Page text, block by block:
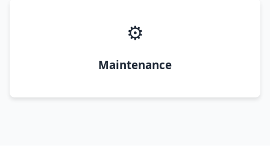
⚙️
Maintenance